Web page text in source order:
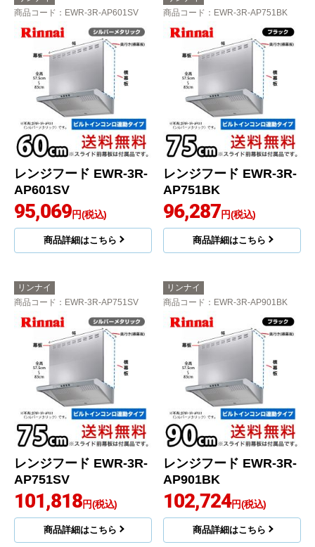
商品コード ：EWR-3R-AP601SV
レンジフード EWR-3R-
AP601SV
95,069円(税込)
商品詳細はこちら
商品コード ：EWR-3R-AP751BK
レンジフード EWR-3R-
AP751BK
96,287円(税込)
商品詳細はこちら
リンナイ
商品コード ：EWR-3R-AP751SV
レンジフード EWR-3R-
AP751SV
101,818円(税込)
商品詳細はこちら
リンナイ
商品コード ：EWR-3R-AP901BK
レンジフード EWR-3R-
AP901BK
102,724円(税込)
商品詳細はこちら